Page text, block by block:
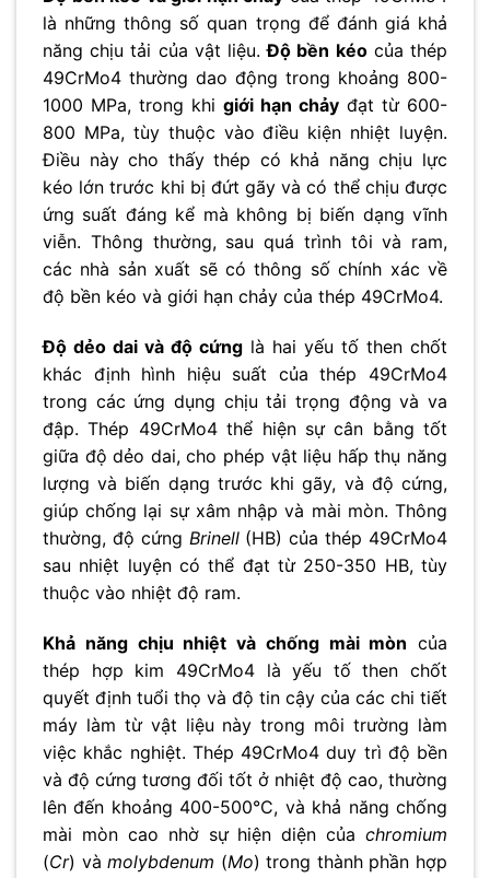
là những thông số quan trọng để đánh giá khả
năng chịu tải của vật liệu.Độ bền kéocủa thép
49CrMo4 thường dao động trong khoảng 800-
1000 MPa, trong khi giới hạn chảy đạt từ 600-
800 MPa, tùy thuộc vào điều kiện nhiệt luyện.
Điều này cho thấy thép có khả năng chịu lực
kéo lớn trước khi bị đứt gãy và có thể chịu được
ứng suất đáng kể mà không bị biến dạng vĩnh
viễn. Thông thường, sau quá trình tôi và ram,
các nhà sản xuất sẽ có thông số chính xác về
độ bền kéo và giới hạn chảy của thép 49CrMo4.
Độ dẻo dai và độ cứng là hai yếu tố then chốt
khác định hình hiệu suất của thép 49CrMo4
trong các ứng dụng chịu tải trọng động và va
đập. Thép 49CrMo4 thể hiện sự cân bằng tốt
giữa độ dẻo dai, cho phép vật liệu hấp thụ năng
lượng và biến dạng trước khi gãy, và độ cứng,
giúp chống lại sự xâm nhập và mài mòn. Thông
thường, độ cứng Brinell(HB) của thép 49CrMo4
sau nhiệt luyện có thể đạt từ 250-350 HB, tùy
thuộc vào nhiệt độ ram.
Khả năng chịu nhiệt và chống mài mòn của
thép hợp kim 49CrMo4 là yếu tố then chốt
quyết định tuổi thọ và độ tin cậy của các chi tiết
máy làm từ vật liệu này trong môi trường làm
việc khắc nghiệt. Thép 49CrMo4 duy trì độ bền
và độ cứng tương đối tốt ở nhiệt độ cao, thường
lên đến khoảng 400-500°C, và khả năng chống
mài mòn cao nhờ sự hiện diện của chromium
(Cr) vàmolybdenum (Mo) trong thành phần hợp